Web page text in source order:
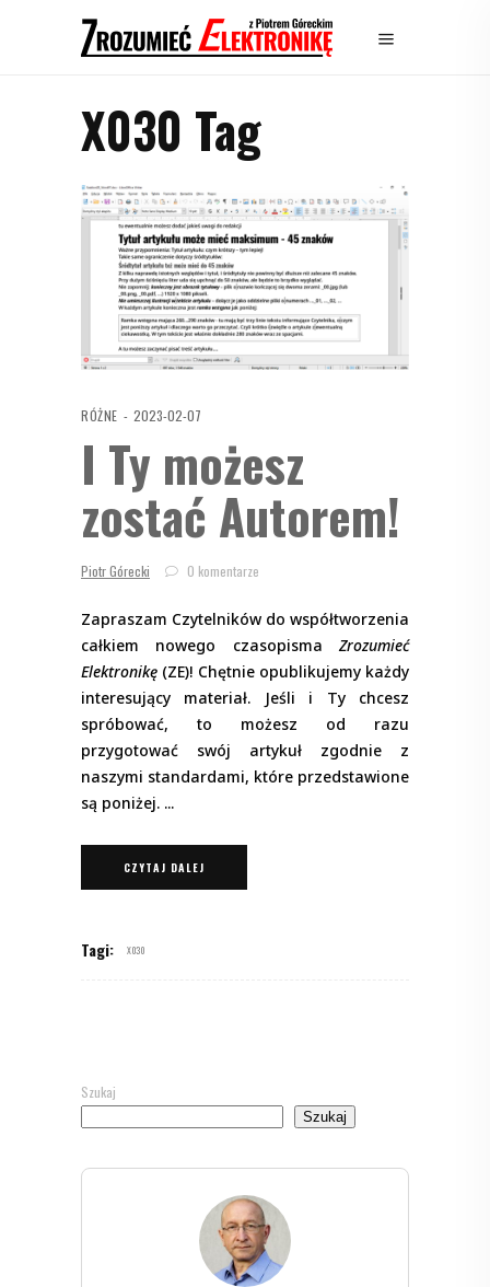
X030 Tag
RÓŻNE 2023-02-07
I Ty możesz
zostać Autorem!
Piotr Górecki 0 komentarze
Zapraszam Czytelników do współtworzenia
całkiem nowego czasopismaZrozumieć
Elektronikę (ZE)! Chętnie opublikujemy każdy
interesujący materiał. Jeśli i Ty chcesz
spróbować, to możesz od razu
przygotować swój artykuł zgodnie z
naszymi standardami, które przedstawione
są poniżej.
CZYTAJ DALEJ
Tagi: X030
Szukaj
Szukaj